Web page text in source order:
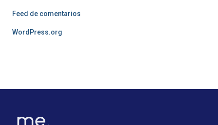
Feed de comentarios
WordPress.org